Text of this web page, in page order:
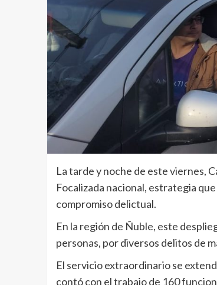
La tarde y noche de este viernes,
Focalizada nacional, estrategia
compromiso delictual.
En la región de Ñuble, este
personas, por diversos delitos de
El servicio extraordinario se
contó con el trabajo de 160